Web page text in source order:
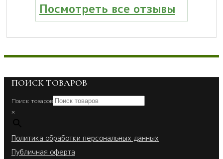
Посмотреть все отзывы
ПОИСК ТОВАРОВ
Поиск товаров
×
Политика обработки персональных данных
Публичная оферта